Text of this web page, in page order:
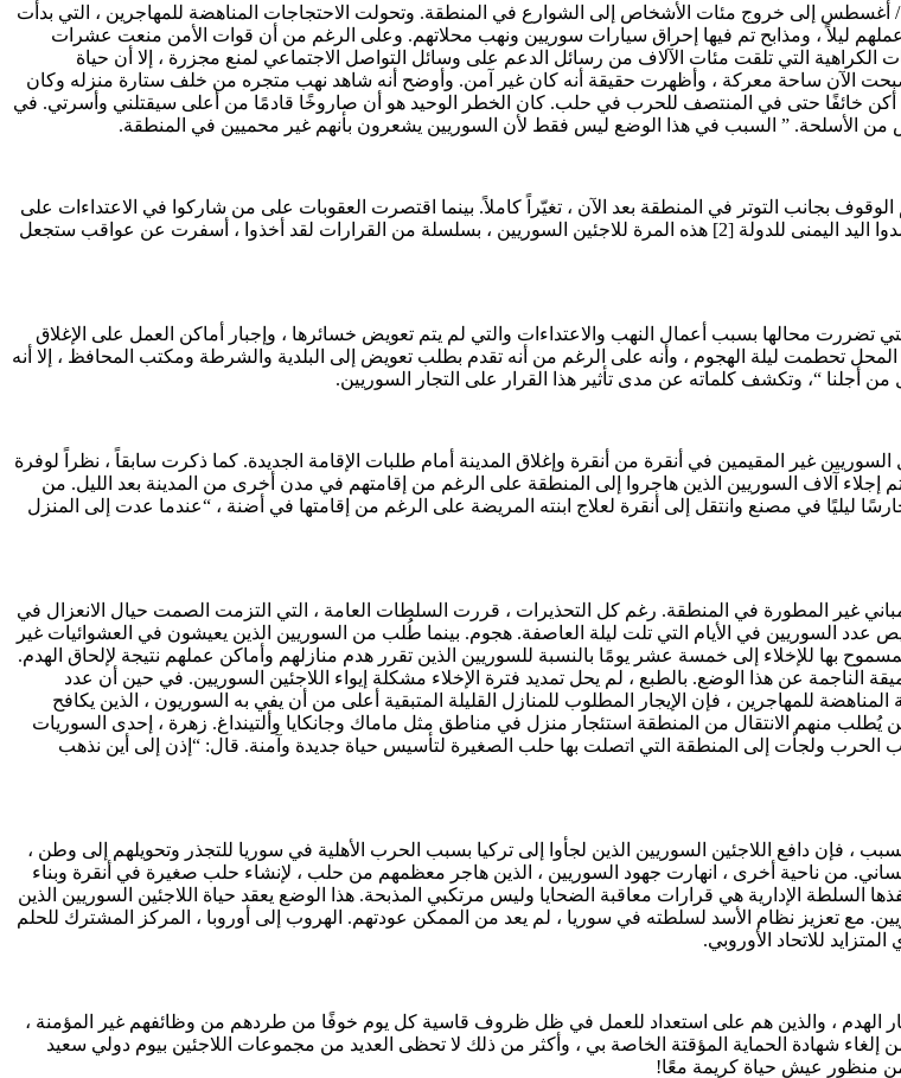
الأخبار التي تفيد بأن أميرهان يالجين طعنًا حتى الموت على يد سوري في 11 آب / أغسطس إلى خروج مئات الأشخاص إلى الشوارع في المنطقة. وتحولت الاحتجاجات المناهضة للمهاجرين ، التي بدأت
ليلاً ، ومذابح تم فيها إحراق سيارات سوريين ونهب محلاتهم. وعلى الرغم من أن قوات الأمن منعت عشرات
التي تلقت مئات الآلاف من رسائل الدعم على وسائل التواصل الاجتماعي لمنع مجزرة ، إلا أن حياة
الآن ساحة معركة ، وأظهرت حقيقة أنه كان غير آمن. وأوضح أنه شاهد نهب متجره من خلف ستارة منزله وكان
أكن خائفًا حتى في المنتصف للحرب في حلب. كان الخطر الوحيد هو أن صاروخًا قادمًا من أعلى سيقتلني وأسرتي. في
الأسلحة. ” السبب في هذا الوضع ليس فقط لأن السوريين يشعرون بأنهم غير محميين في المنطقة.
الوقوف بجانب التوتر في المنطقة بعد الآن ، تغيّراً كاملاً. بينما اقتصرت العقوبات على من شاركوا في الاعتداءات على
السوريين في اتخاذ الإجراءات القانونية ، إلا أن سلسلة قرارات نفذها المسؤولون ، الذين حشدوا اليد اليمنى للدولة [2] هذه المرة للاجئين السوريين ، بسلسلة من القرارات لقد أخذوا ، أسفرت عن عواقب ستجعل
تضررت محالها بسبب أعمال النهب والاعتداءات والتي لم يتم تعويض خسائرها ، وإجبار أماكن العمل على الإغلاق
نوافذ المحل تحطمت ليلة الهجوم ، وأنه على الرغم من أنه تقدم بطلب تعويض إلى البلدية والشرطة ومكتب المحافظ ، إلا أنه
“، وتكشف كلماته عن مدى تأثير هذا القرار على التجار السوريين.
غير المقيمين في أنقرة من أنقرة وإغلاق المدينة أمام طلبات الإقامة الجديدة. كما ذكرت سابقاً ، نظراً لوفرة
آلاف السوريين الذين هاجروا إلى المنطقة على الرغم من إقامتهم في مدن أخرى من المدينة بعد الليل. من
ليليًا في مصنع وانتقل إلى أنقرة لعلاج ابنته المريضة على الرغم من إقامتها في أضنة ، “عندما عدت إلى المنزل
غير المطورة في المنطقة. رغم كل التحذيرات ، قررت السلطات العامة ، التي التزمت الصمت حيال الانعزال في
عدد السوريين في الأيام التي تلت ليلة العاصفة. هجوم. بينما طُلب من السوريين الذين يعيشون في العشوائيات غير
بها للإخلاء إلى خمسة عشر يومًا بالنسبة للسوريين الذين تقرر هدم منازلهم وأماكن عملهم نتيجة لإلحاق الهدم.
الناجمة عن هذا الوضع. بالطبع ، لم يحل تمديد فترة الإخلاء مشكلة إيواء اللاجئين السوريين. في حين أن عدد
للمهاجرين ، فإن الإيجار المطلوب للمنازل القليلة المتبقية أعلى من أن يفي به السوريون ، الذين يكافح
منهم الانتقال من المنطقة استئجار منزل في مناطق مثل ماماك وجانكايا وألتينداغ. زهرة ، إحدى السوريات
الحرب ولجأت إلى المنطقة التي اتصلت بها حلب الصغيرة لتأسيس حياة جديدة وآمنة. قال: “إذن إلى أين نذهب
، فإن دافع اللاجئين السوريين الذين لجأوا إلى تركيا بسبب الحرب الأهلية في سوريا للتجذر وتحويلهم إلى وطن ،
من ناحية أخرى ، انهارت جهود السوريين ، الذين هاجر معظمهم من حلب ، لإنشاء حلب صغيرة في أنقرة وبناء
السلطة الإدارية هي قرارات معاقبة الضحايا وليس مرتكبي المذبحة. هذا الوضع يعقد حياة اللاجئين السوريين الذين
مع تعزيز نظام الأسد لسلطته في سوريا ، لم يعد من الممكن عودتهم. الهروب إلى أوروبا ، المركز المشترك للحلم
للاتحاد الأوروبي.
الهدم ، والذين هم على استعداد للعمل في ظل ظروف قاسية كل يوم خوفًا من طردهم من وظائفهم غير المؤمنة ،
شهادة الحماية المؤقتة الخاصة بي ، وأكثر من ذلك لا تحظى العديد من مجموعات اللاجئين بيوم دولي سعيد
منظور عيش حياة كريمة معًا!